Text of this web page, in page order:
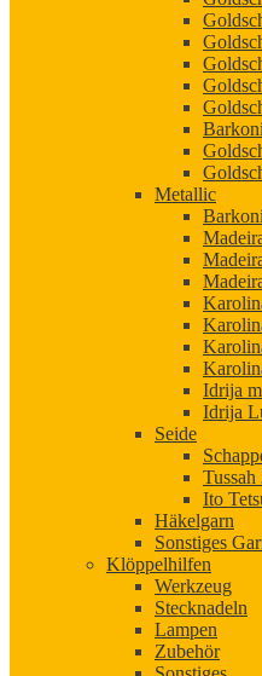
Metallic
Idrija
Idrija
Seide
Tussah
Ito
Häkelgarn
Sonstiges
Klöppelhilfen
Werkzeug
Stecknadeln
Lampen
Zubehör